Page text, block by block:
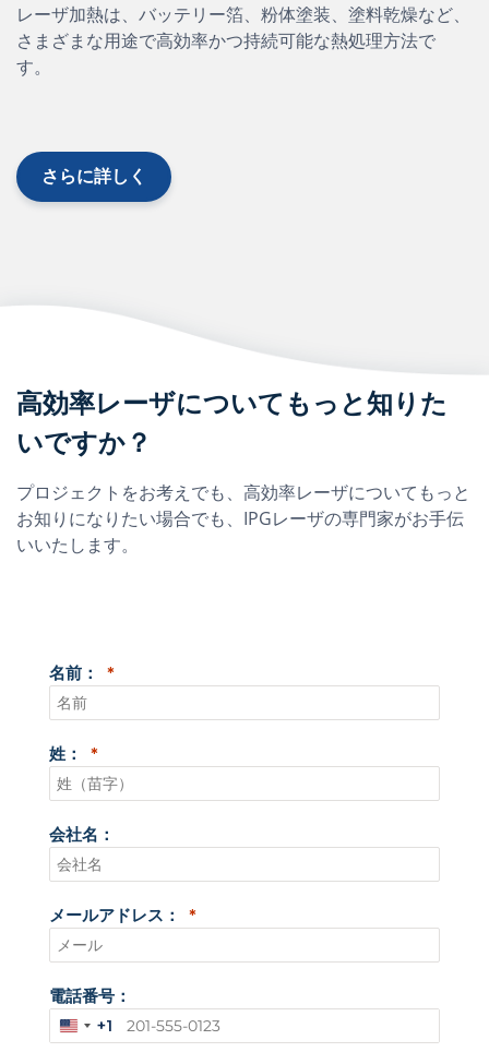
レーザ加熱は、バッテリー箔、粉体塗装、塗料乾燥など、
さまざまな用途で高効率かつ持続可能な熱処理方法で
す。
さらに詳しく
高効率レーザについてもっと知りた
いですか？
プロジェクトをお考えでも、高効率レーザについてもっと
お知りになりたい場合でも、IPGレーザの専門家がお手伝
いいたします。
名前：
姓：
会社名：
メールアドレス：
電話番号：
ア
+1